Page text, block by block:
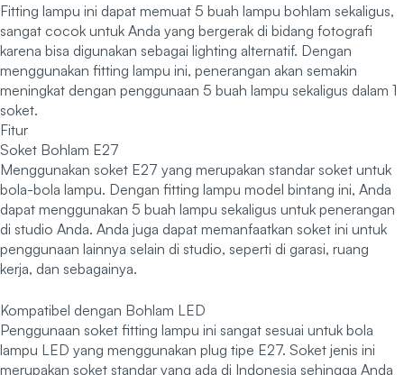
Fitting lampu ini dapat memuat 5 buah lampu bohlam sekaligus,
sangat cocok untuk Anda yang bergerak di bidang fotografi
karena bisa digunakan sebagai lighting alternatif. Dengan
menggunakan fitting lampu ini, penerangan akan semakin
meningkat dengan penggunaan 5 buah lampu sekaligus dalam 1
soket.
Fitur
Soket Bohlam E27
Menggunakan soket E27 yang merupakan standar soket untuk
bola-bola lampu. Dengan fitting lampu model bintang ini, Anda
dapat menggunakan 5 buah lampu sekaligus untuk penerangan
di studio Anda. Anda juga dapat memanfaatkan soket ini untuk
penggunaan lainnya selain di studio, seperti di garasi, ruang
kerja, dan sebagainya.
Kompatibel dengan Bohlam LED
Penggunaan soket fitting lampu ini sangat sesuai untuk bola
lampu LED yang menggunakan plug tipe E27. Soket jenis ini
merupakan soket standar yang ada di Indonesia sehingga Anda